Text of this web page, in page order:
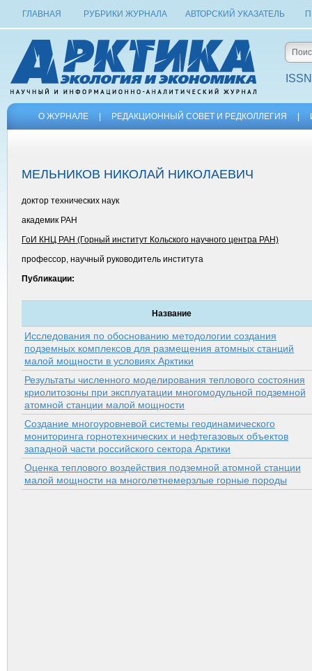
ГЛАВНАЯ РУБРИКИ ЖУРНАЛА АВТОРСКИЙ УКАЗАТЕЛЬ
О ЖУРНАЛЕ РЕДАКЦИОННЫЙ СОВЕТ И РЕДКОЛЛЕГИЯ
МЕЛЬНИКОВ НИКОЛАЙ НИКОЛАЕВИЧ
доктор технических наук
академик РАН
ГоИ КНЦ РАН (Горный институт Кольского научного центра РАН)
профессор, научный руководитель института
Публикации:
Название
Исследования по обоснованию методологии создания
подземных комплексов для размещения атомных станций
малой мощности в условиях Арктики
Результаты численного моделирования теплового состояния
криолитозоны при эксплуатации многомодульной подземной
атомной станции малой мощности
Создание многоуровневой системы геодинамического
мониторинга горнотехнических и нефтегазовых объектов
западной части российского сектора Арктики
Оценка теплового воздействия подземной атомной станции
малой мощности на многолетнемерзлые горные породы